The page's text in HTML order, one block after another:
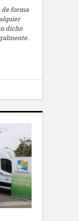
forma
dicho